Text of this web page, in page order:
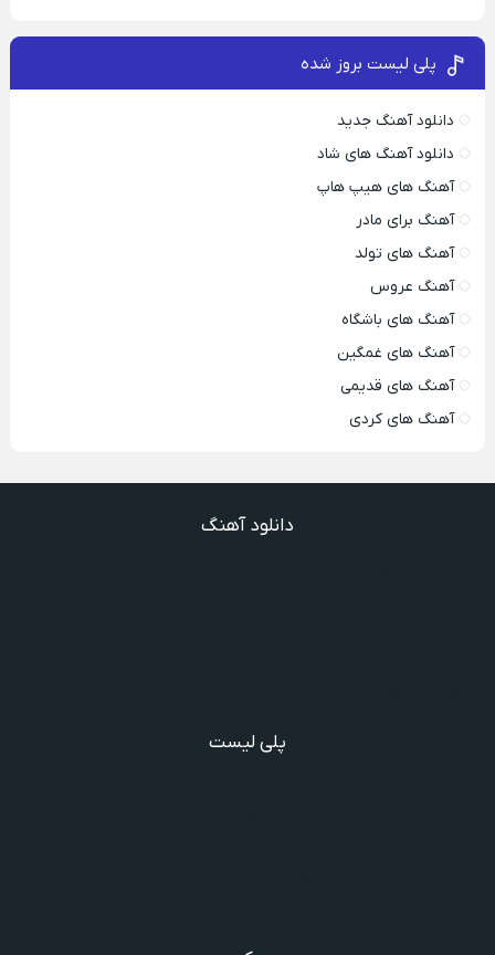
پلی لیست بروز شده
دانلود آهنگ جدید
دانلود آهنگ های شاد
آهنگ های هیپ هاپ
آهنگ برای مادر
آهنگ های تولد
آهنگ عروس
آهنگ های باشگاه
آهنگ های غمگین
آهنگ های قدیمی
آهنگ های کردی
دانلود آهنگ
پلی لیست